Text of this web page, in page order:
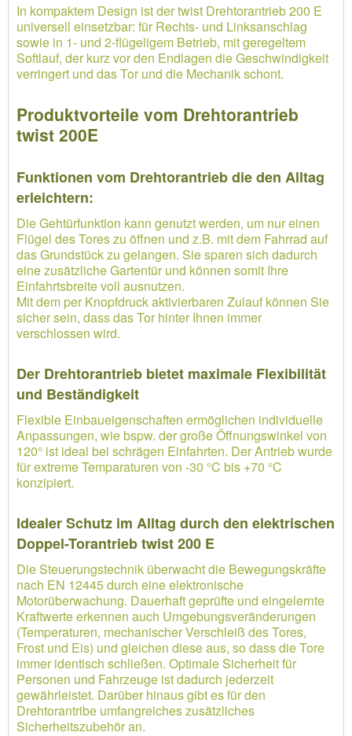
In kompaktem Design ist der twist Drehtorantrieb 200 E
universell einsetzbar: für Rechts- und Linksanschlag
sowie in 1- und 2-flügeligem Betrieb, mit geregeltem
Softlauf, der kurz vor den Endlagen die Geschwindigkeit
verringert und das Tor und die Mechanik schont.
Produktvorteile vom Drehtorantrieb
twist 200E
Funktionen vom Drehtorantrieb die den Alltag
erleichtern:
Die Gehtürfunktion kann genutzt werden, um nur einen
Flügel des Tores zu öffnen und z.B. mit dem Fahrrad auf
das Grundstück zu gelangen. Sie sparen sich dadurch
eine zusätzliche Gartentür und können somit Ihre
Einfahrtsbreite voll ausnutzen.
Mit dem per Knopfdruck aktivierbaren Zulauf können Sie
sicher sein, dass das Tor hinter Ihnen immer
verschlossen wird.
Der Drehtorantrieb bietet maximale Flexibilität
und Beständigkeit
Flexible Einbaueigenschaften ermöglichen individuelle
Anpassungen, wie bspw. der große Öffnungswinkel von
120° ist ideal bei schrägen Einfahrten. Der Antrieb wurde
für extreme Temparaturen von -30 °C bis +70 °C
konzipiert.
Idealer Schutz im Alltag durch den elektrischen
Doppel-Torantrieb twist 200 E
Die Steuerungstechnik überwacht die Bewegungskräfte
nach EN 12445 durch eine elektronische
Motorüberwachung. Dauerhaft geprüfte und eingelernte
Kraftwerte erkennen auch Umgebungsveränderungen
(Temperaturen, mechanischer Verschleiß des Tores,
Frost und Eis) und gleichen diese aus, so dass die Tore
immer identisch schließen. Optimale Sicherheit für
Personen und Fahrzeuge ist dadurch jederzeit
gewährleistet. Darüber hinaus gibt es für den
Drehtorantribe umfangreiches zusätzliches
Sicherheitszubehör an.